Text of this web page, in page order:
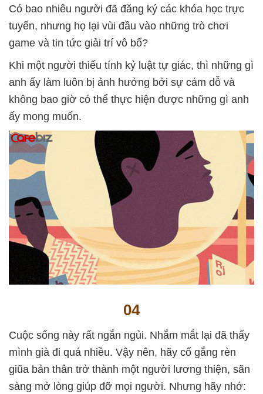
Có bao nhiêu người đã đăng ký các khóa học trực
tuyến, nhưng họ lại vùi đầu vào những trò chơi
game và tin tức giải trí vô bổ?
Khi một người thiếu tính kỷ luật tự giác, thì những gì
anh ấy làm luôn bị ảnh hưởng bởi sự cám dỗ và
không bao giờ có thể thực hiện được những gì anh
ấy mong muốn.
04
Cuộc sống này rất ngắn ngủi. Nhắm mắt lại đã thấy
mình già đi quá nhiều. Vậy nên, hãy cố gắng rèn
giũa bản thân trở thành một người lương thiện, sãn
sàng mở lòng giúp đỡ mọi người. Nhưng hãy nhớ: